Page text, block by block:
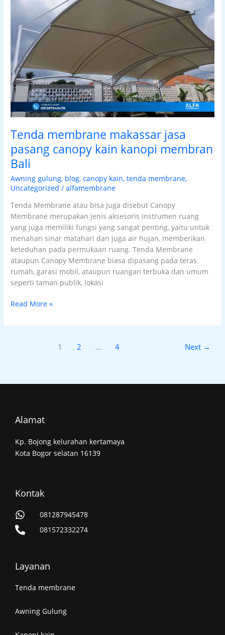
Tenda membrane makassar jasa
pasang canopy kain kanopi membran
Bali
Awning gulung, blog,canopy kain,tenda membrane,
Uncategorized /alfamembrane
Tenda Membrane atau bisa juga disebut Canopy
Membrane merupakan jenis aksesoris instrumen ruang
yang juga memiliki fungsi yang sangat penting, yaitu untuk
menahan sinar matahari dan juga air hujan, memberikan
keteduhan pada permukaan ruang. Tenda Membrane
ataupun Canopy Membrane biasa dipasang pada teras
rumah, garasi mobil, ataupun ruangan terbuka dan umum
seperti taman publik, lokasi
canopy
kain
kanopi
membran
Bali
Read More »
1 2 … 4 Next →
Alamat
Kp. Bojong kelurahan kertamaya
Kota Bogor selatan 16139
Kontak
081287945478
081572332274
Layanan
Tenda membrane
Awning Gulung